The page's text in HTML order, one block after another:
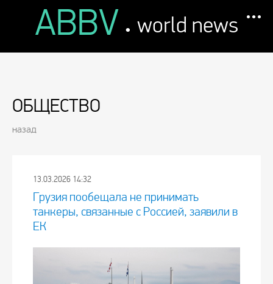
ABBV . world news
ОБЩЕСТВО
назад
13.03.2026 14:32
Грузия пообещала не принимать
танкеры, связанные с Россией, заявили в
ЕК